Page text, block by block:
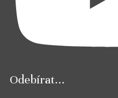
Odebírat...